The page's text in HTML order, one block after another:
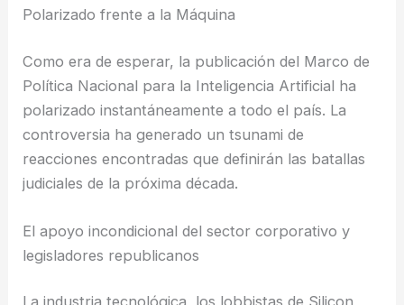
Polarizado frente a la Máquina
Como era de esperar, la publicación del Marco de
Política Nacional para la Inteligencia Artificial ha
polarizado instantáneamente a todo el país. La
controversia ha generado un tsunami de
reacciones encontradas que definirán las batallas
judiciales de la próxima década.
El apoyo incondicional del sector corporativo y
legisladores republicanos